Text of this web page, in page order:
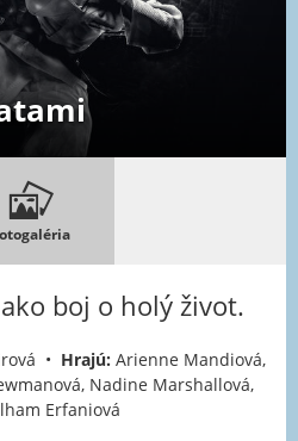
boj o holý život.
• Hrajú: Arienne Mandiová,
Nadine Marshallová,
Erfaniová